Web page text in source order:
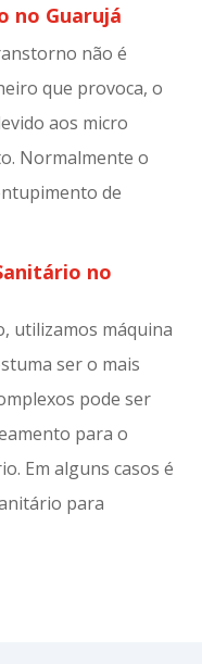
no Guarujá
não é
que provoca, o
aos micro
Normalmente o
de
no
utilizamos máquina
ser o mais
pode ser
para o
Em alguns casos é
para